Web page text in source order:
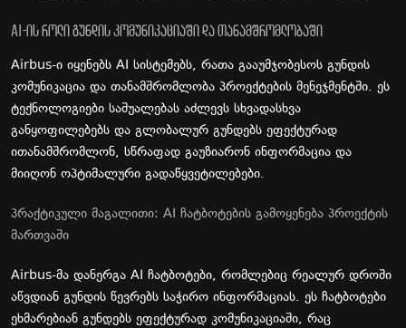
AI-ის როლი გუნდის კომუნიკაციაში და თანამშრომლობაში
Airbus-ი იყენებს AI სისტემებს, რათა გააუმჯობესოს გუნდის
კომუნიკაცია და თანამშრომლობა პროექტების მენეჯმენტში. ეს
ტექნოლოგიები საშუალებას აძლევს სხვადასხვა
განყოფილებებს და გლობალურ გუნდებს ეფექტურად
ითანამშრომლონ, სწრაფად გაუზიარონ ინფორმაცია და
მიიღონ ოპტიმალური გადაწყვეტილებები.
პრაქტიკული მაგალითი: AI ჩატბოტების გამოყენება პროექტის
მართვაში
Airbus-მა დანერგა AI ჩატბოტები, რომლებიც რეალურ დროში
აწვდიან გუნდის წევრებს საჭირო ინფორმაციას. ეს ჩატბოტები
ეხმარებიან გუნდებს ეფექტურად კომუნიკაციაში, რაც